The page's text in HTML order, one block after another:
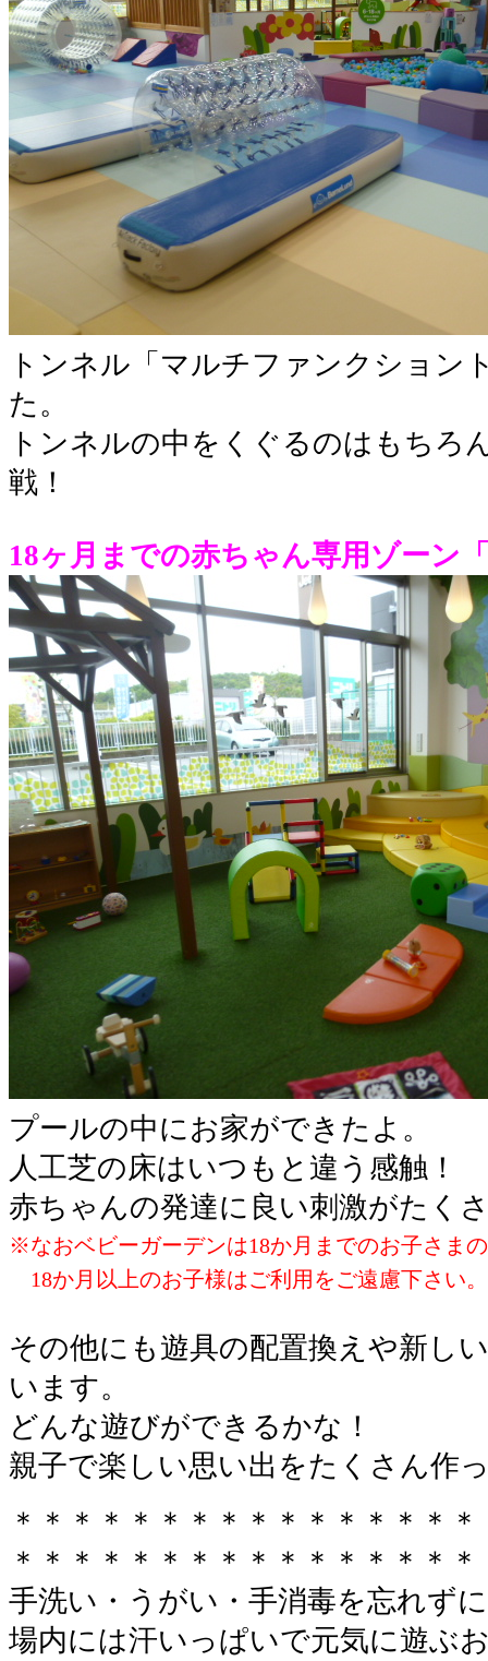
トンネル「マルチファンクション
た。
トンネルの中をくぐるのはもちろ
戦！
18ヶ月までの赤ちゃん専用ゾーン
プールの中にお家ができたよ。
人工芝の床はいつもと違う感触！
赤ちゃんの発達に良い刺激がたく
※なおベビーガーデンは18か月までのお子さま
18か月以上のお子様はご利用をご遠慮下さい。
その他にも遊具の配置換えや新し
います。
どんな遊びができるかな！
親子で楽しい思い出をたくさん作
＊＊＊＊＊＊＊＊＊＊＊＊＊＊＊
＊＊＊＊＊＊＊＊＊＊＊＊＊＊＊＊
手洗い・うがい・手消毒を忘れず
場内には汗いっぱいで元気に遊ぶ